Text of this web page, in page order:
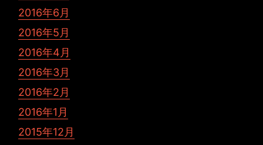
2016年6月
2016年5月
2016年4月
2016年3月
2016年2月
2016年1月
2015年12月